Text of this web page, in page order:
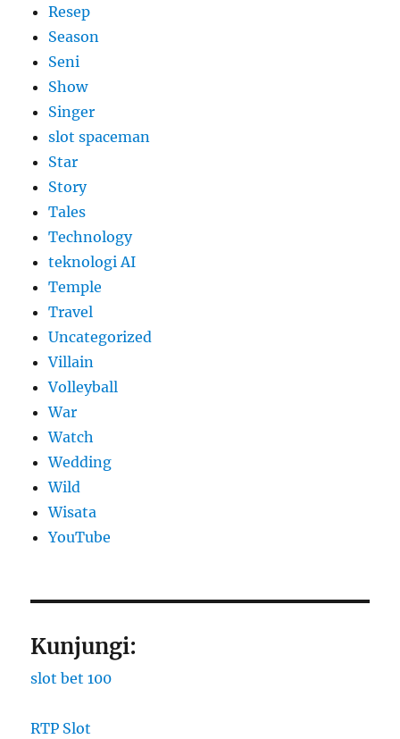
Resep
Season
Seni
Show
Singer
slot spaceman
Star
Story
Tales
Technology
teknologi AI
Temple
Travel
Uncategorized
Villain
Volleyball
War
Watch
Wedding
Wild
Wisata
YouTube
Kunjungi:
slot bet 100
RTP Slot